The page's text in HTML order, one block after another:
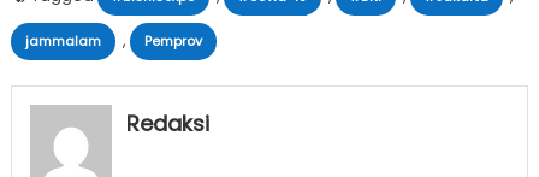
jammalam , Pemprov
Redaksi